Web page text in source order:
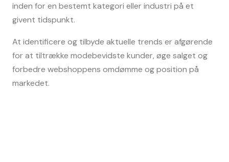
inden for en bestemt kategori eller industri på et
givent tidspunkt.
At identificere og tilbyde aktuelle trends er afgørende
for at tiltrække modebevidste kunder, øge salget og
forbedre webshoppens omdømme og position på
markedet.